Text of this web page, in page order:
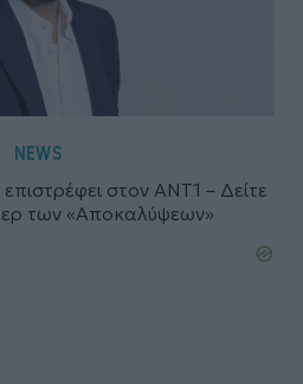
NEWS
στον ΑΝΤ1 – Δείτε
των «Αποκαλύψεων»